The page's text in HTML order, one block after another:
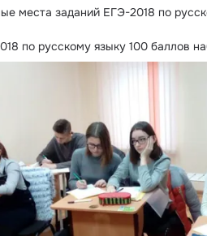
места заданий ЕГЭ-2018 по
по русскому языку 100 баллов